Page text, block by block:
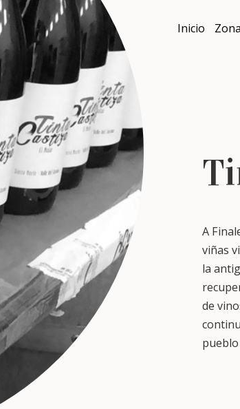
Inicio
A
viñas
la
de